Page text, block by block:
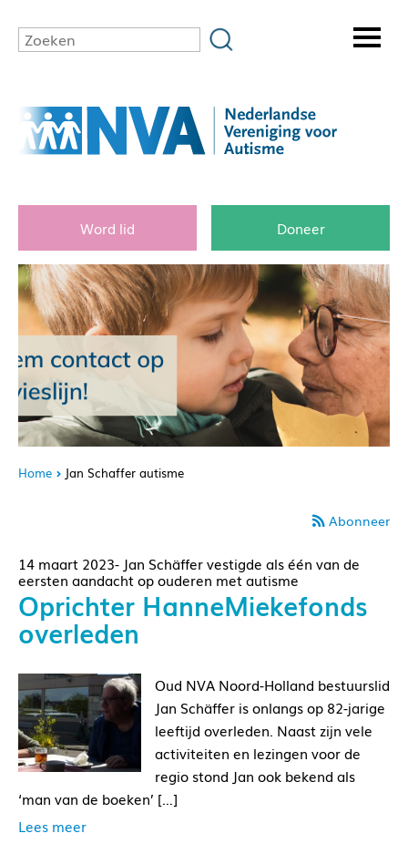
Word lid Doneer
Home Jan Schaffer autisme
Abonneer
14 maart 2023- Jan Schäffer vestigde als één van de
eersten aandacht op ouderen met autisme
Oprichter HanneMiekefonds
overleden
Oud NVA Noord-Holland bestuurslid
Jan Schäffer is onlangs op 82-jarige
leeftijd overleden. Naast zijn vele
activiteiten en lezingen voor de
regio stond Jan ook bekend als
‘man van de boeken’ […]
Lees meer